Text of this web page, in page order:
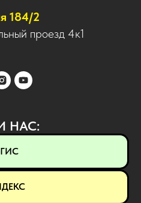
184/2
проезд 4к1
НАС: